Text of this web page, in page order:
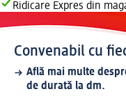
Ridicare Expres din
Convenabil cu
Află mai multe
de durată la dm.